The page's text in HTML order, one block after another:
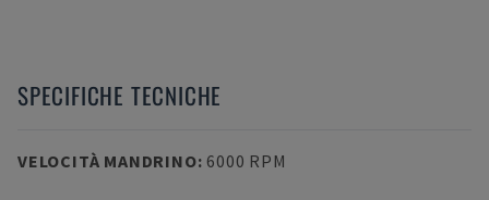
SPECIFICHE TECNICHE
VELOCITÀ MANDRINO: 6000 RPM